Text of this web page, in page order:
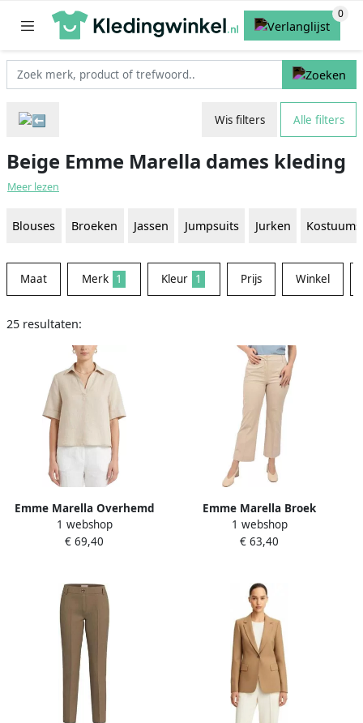
Wis filters Alle filters
Beige Emme Marella dames kleding
Meer lezen
Blouses Broeken Jassen Jumpsuits Jurken Kostuums
Maat Merk 1 Kleur 1 Prijs Winkel
25 resultaten:
Emme Marella Overhemd
Korte Mouw EMMSANTE
1 webshop
€ 69,40
Emme Marella Broek
EMMLEMBO
1 webshop
€ 63,40